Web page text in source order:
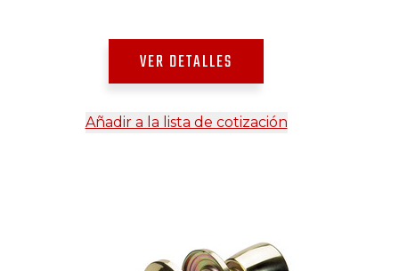
VER DETALLES
Añadir a la lista de cotización